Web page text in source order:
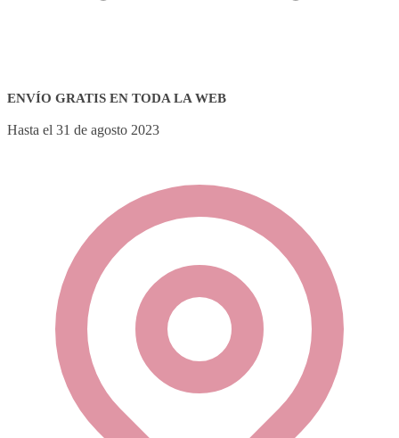
ENVÍO GRATIS EN TODA LA WEB
Hasta el 31 de agosto 2023